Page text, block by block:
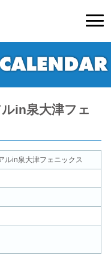
in泉大津フェ
ルin泉大津フェニックス